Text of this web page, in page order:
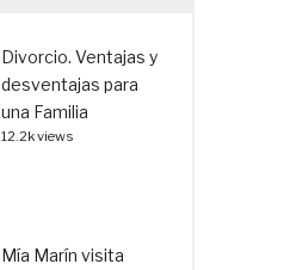
Divorcio. Ventajas y
desventajas para
una Familia
12.2k views
Mía Marín visita